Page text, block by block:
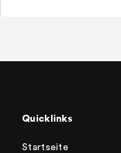
Quicklinks
Startseite